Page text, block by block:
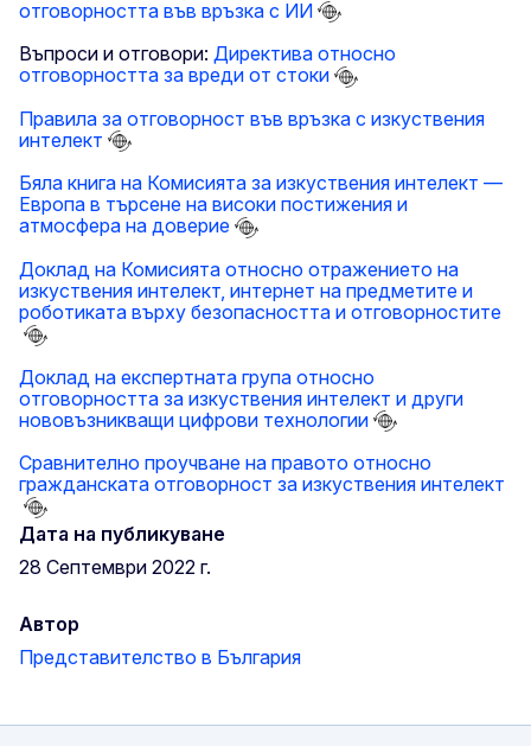
отговорността във връзка с ИИ
Въпроси и отговори: Директива относно
отговорността за вреди от стоки
Правила за отговорност във връзка с изкуствения
интелект
Бяла книга на Комисията за изкуствения интелект —
Европа в търсене на високи постижения и
атмосфера на доверие
Доклад на Комисията относно отражението на
изкуствения интелект, интернет на предметите и
роботиката върху безопасността и отговорностите
Доклад на експертната група относно
отговорността за изкуствения интелект и други
нововъзникващи цифрови технологии
Сравнително проучване на правото относно
гражданската отговорност за изкуствения интелект
Дата на публикуване
28 Септември 2022 г.
Автор
Представителство в България